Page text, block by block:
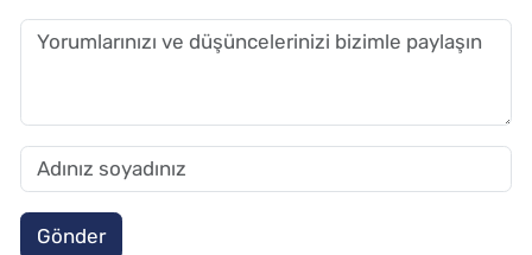
Gönder